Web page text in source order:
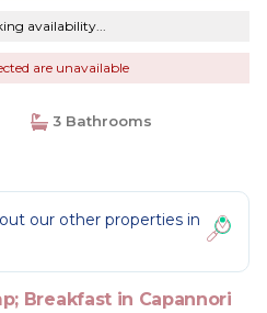
availability...
are unavailable
3 Bathrooms
our other properties in
Breakfast in Capannori